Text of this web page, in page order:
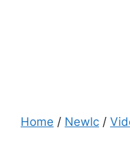
Home / Newlc /